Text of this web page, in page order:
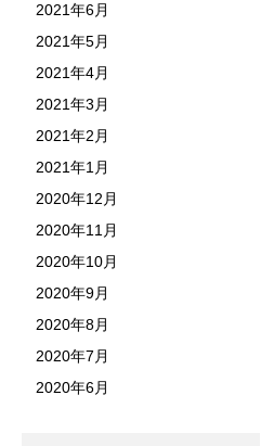
2021年6月
2021年5月
2021年4月
2021年3月
2021年2月
2021年1月
2020年12月
2020年11月
2020年10月
2020年9月
2020年8月
2020年7月
2020年6月